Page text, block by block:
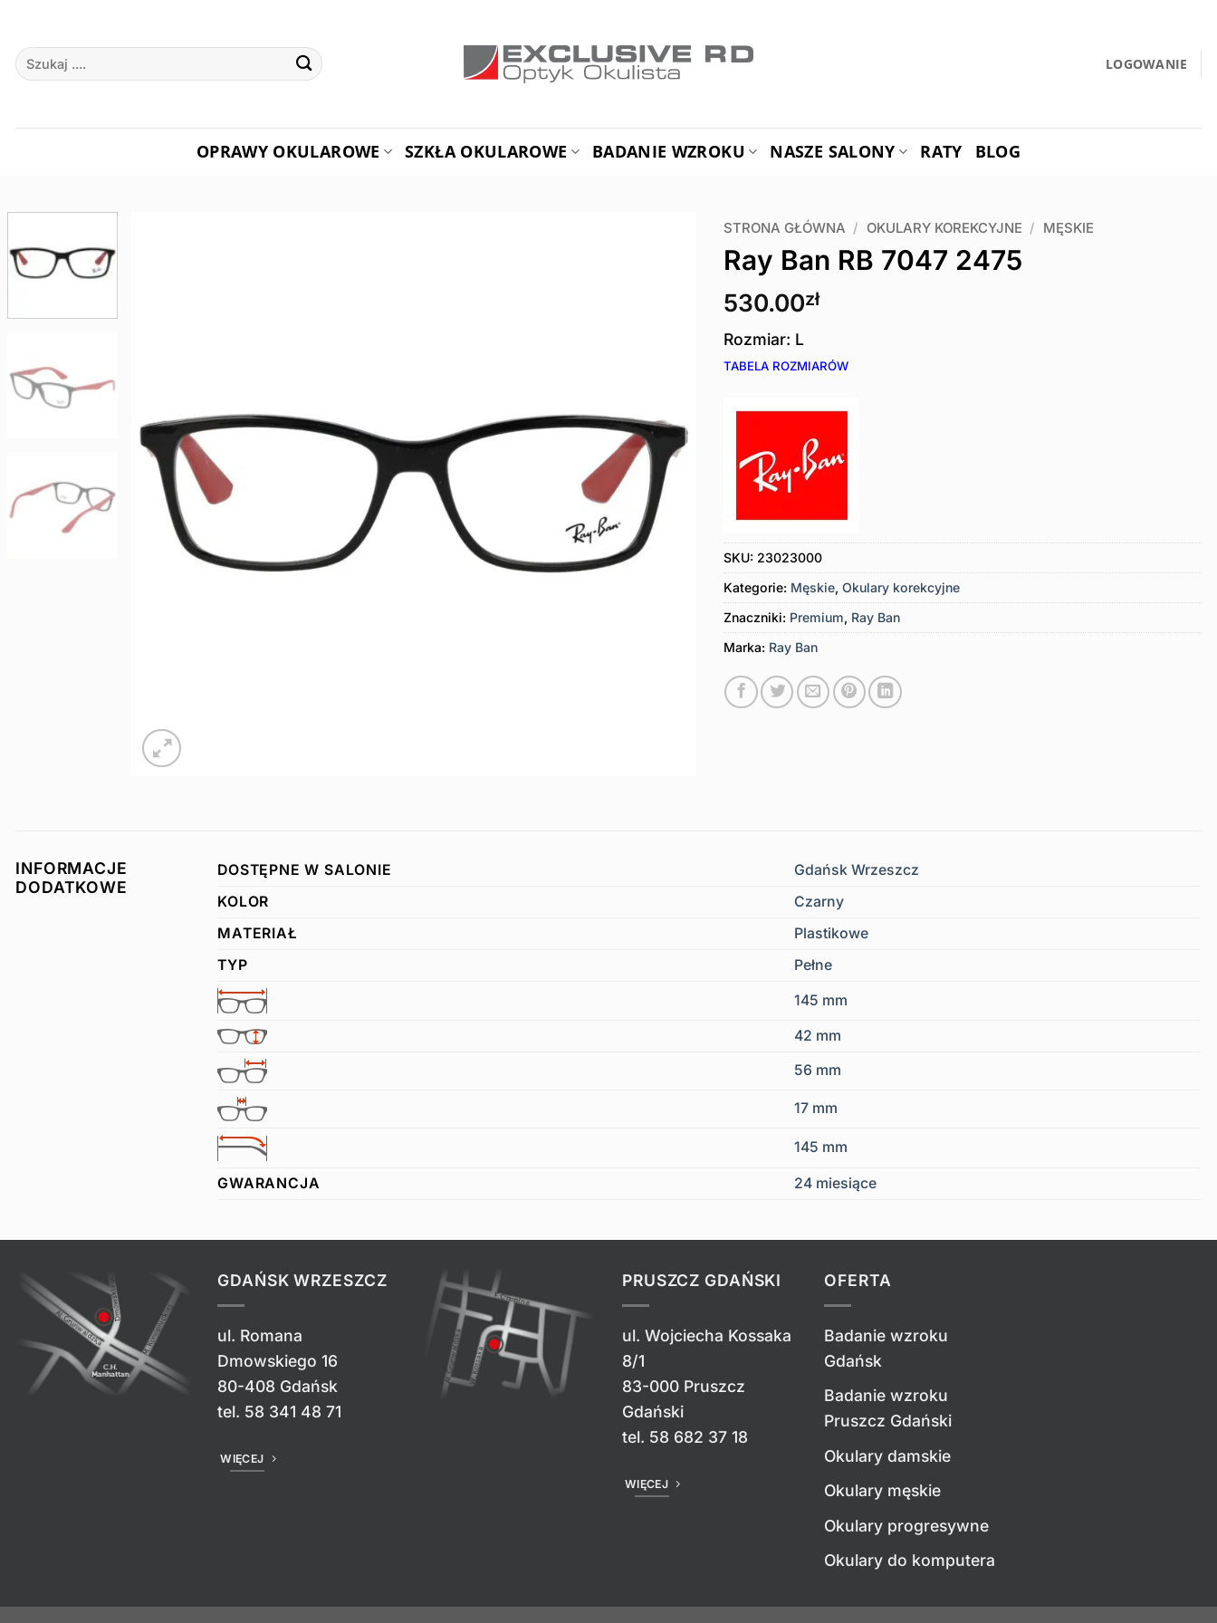
zawartości
Szukaj: LOGOWANIE
OPRAWY OKULAROWE SZKŁA OKULAROWE BADANIE WZROKU NASZE SALONY RATY BLOG
STRONA GŁÓWNA / OKULARY KOREKCYJNE / MĘSKIE
Ray Ban RB 7047 2475
530.00zł
Rozmiar: L
TABELA ROZMIARÓW
SKU: 23023000
Kategorie: Męskie, Okulary korekcyjne
Znaczniki: Premium, Ray Ban
Marka: Ray Ban
INFORMACJE
DODATKOWE
DOSTĘPNE W SALONIE
Gdańsk Wrzeszcz
KOLOR
Czarny
MATERIAŁ
Plastikowe
TYP
Pełne
145 mm
42 mm
56 mm
17 mm
145 mm
GWARANCJA 24 miesiące
GDAŃSK WRZESZCZ
ul. Romana
Dmowskiego 16
80-408 Gdańsk
tel. 58 341 48 71
WIĘCEJ
PRUSZCZ GDAŃSKI
ul. Wojciecha Kossaka
8/1
83-000 Pruszcz
Gdański
tel. 58 682 37 18
WIĘCEJ
OFERTA
Badanie wzroku
Gdańsk
Badanie wzroku
Pruszcz Gdański
Okulary damskie
Okulary męskie
Okulary progresywne
Okulary do komputera